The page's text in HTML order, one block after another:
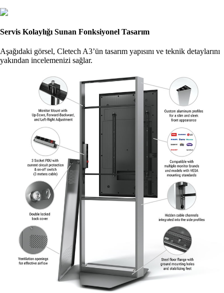
Servis Kolaylığı Sunan Fonksiyonel Tasarım
Aşağıdaki görsel, Cletech A3’ün tasarım yapısını ve teknik detaylarını
yakından incelemenizi sağlar.